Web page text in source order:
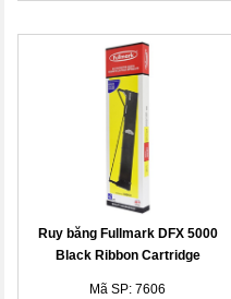
Ruy băng Fullmark DFX 5000
Black Ribbon Cartridge
Mã SP: 7606